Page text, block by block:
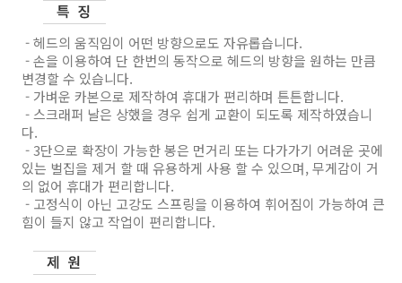
- 헤드의 움직임이 어떤 방향으로도 자유롭습니다.
- 손을 이용하여 단 한번의 동작으로 헤드의 방향을 원하는 만큼
변경할 수 있습니다.
- 가벼운 카본으로 제작하여 휴대가 편리하며 튼튼합니다.
- 스크래퍼 날은 상했을 경우 쉽게 교환이 되도록 제작하였습니
다.
- 3단으로 확장이 가능한 봉은 먼거리 또는 다가가기 어려운 곳에
있는 벌집을 제거 할 때 유용하게 사용 할 수 있으며, 무게감이 거
의 없어 휴대가 편리합니다.
- 고정식이 아닌 고강도 스프링을 이용하여 휘어짐이 가능하여 큰
힘이 들지 않고 작업이 편리합니다.